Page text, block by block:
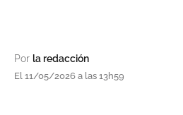
Por la redacción
El 11/05/2026 a las 13h59